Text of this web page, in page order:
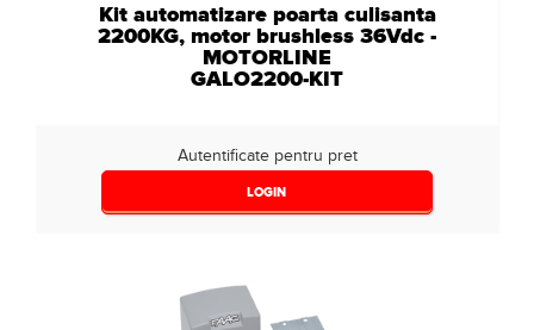
Kit automatizare poarta culisanta
2200KG, motor brushless 36Vdc -
MOTORLINE
GALO2200-KIT
Autentificate pentru pret
LOGIN